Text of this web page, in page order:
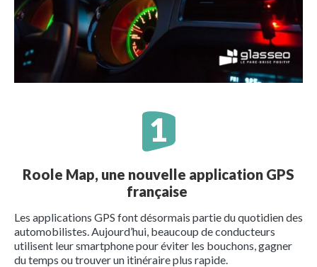
Roole Map, une nouvelle application GPS
française
Les applications GPS font désormais partie du quotidien des
automobilistes. Aujourd’hui, beaucoup de conducteurs
utilisent leur smartphone pour éviter les bouchons, gagner
du temps ou trouver un itinéraire plus rapide.